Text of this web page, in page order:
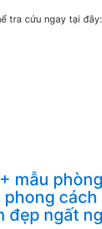
tra cứu ngay tại đây:
mẫu
phong cách
đẹp ngất